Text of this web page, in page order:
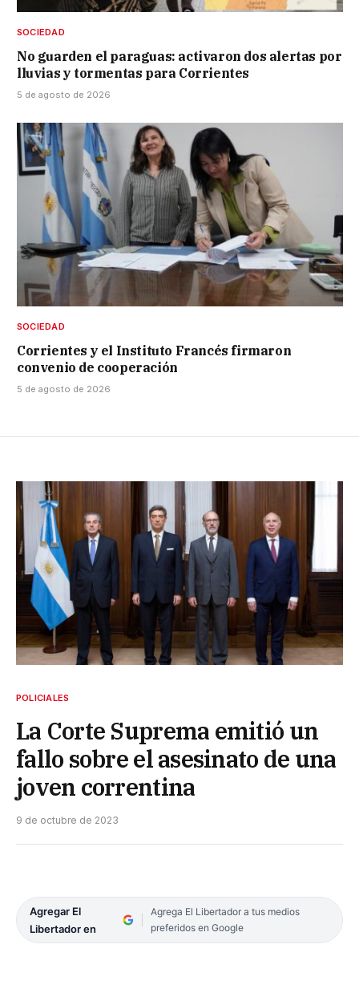
SOCIEDAD
No guarden el paraguas: activaron dos alertas por
lluvias y tormentas para Corrientes
5 de agosto de 2026
SOCIEDAD
Corrientes y el Instituto Francés firmaron
convenio de cooperación
5 de agosto de 2026
POLICIALES
La Corte Suprema emitió un
fallo sobre el asesinato de una
joven correntina
9 de octubre de 2023
Agregar El
Libertador en
Agrega El Libertador a tus medios
preferidos en Google